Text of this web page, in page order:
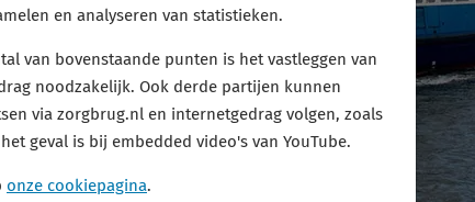
en analyseren van statistieken.
van bovenstaande punten is het vastleggen van
noodzakelijk. Ook derde partijen kunnen
via zorgbrug.nl en internetgedrag volgen, zoals
geval is bij embedded video's van YouTube.
onze cookiepagina.